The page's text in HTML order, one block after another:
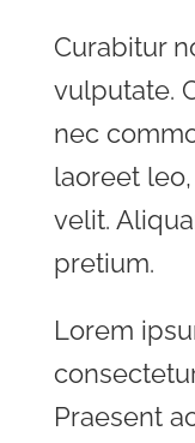
Curabitur
vulputate.
nec
laoreet
velit.
pretium.
Lorem
Praesent